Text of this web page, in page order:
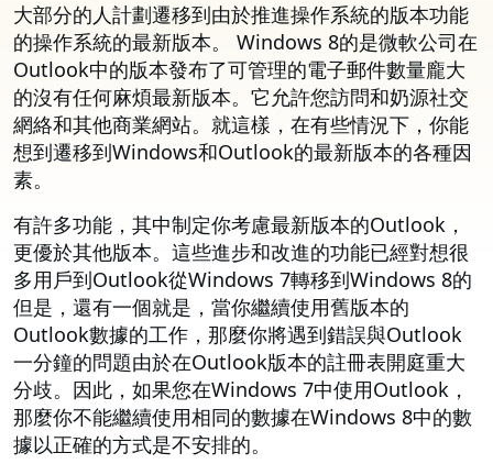
大部分的人計劃遷移到由於推進操作系統的版本功能
的操作系統的最新版本。 Windows 8的是微軟公司在
Outlook中的版本發布了可管理的電子郵件數量龐大
的沒有任何麻煩最新版本。它允許您訪問和奶源社交
網絡和其他商業網站。就這樣，在有些情況下，你能
想到遷移到Windows和Outlook的最新版本的各種因
素。
有許多功能，其中制定你考慮最新版本的Outlook，
更優於其他版本。這些進步和改進的功能已經對想很
多用戶到Outlook從Windows 7轉移到Windows 8的
但是，還有一個就是，當你繼續使用舊版本的
Outlook數據的工作，那麼你將遇到錯誤與Outlook
一分鐘的問題由於在Outlook版本的註冊表開庭重大
分歧。因此，如果您在Windows 7中使用Outlook，
那麼你不能繼續使用相同的數據在Windows 8中的數
據以正確的方式是不安排的。